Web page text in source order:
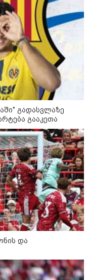
კატეგორიები
ეს 5 საქმე
შემოდგომის
გადასვლაზე
გააკეთა
და